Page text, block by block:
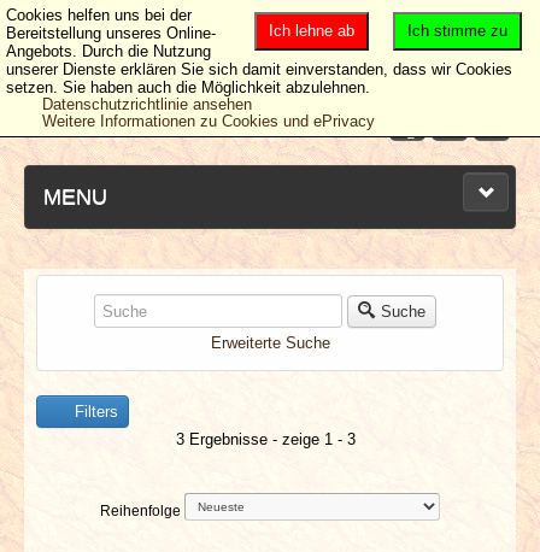
MENU
NEUESTE ARTIKEL
NEWS & DATES
BERICHTE
VERLOSUNGEN
Suche
Erweiterte Suche
Filters
3 Ergebnisse - zeige 1 - 3
Reihenfolge
Ich stimme zu
Ich lehne ab
Cookies helfen uns bei der
Bereitstellung unseres Online-
Angebots. Durch die Nutzung
unserer Dienste erklären Sie sich damit einverstanden, dass wir Cookies
setzen. Sie haben auch die Möglichkeit abzulehnen.
Datenschutzrichtlinie ansehen
Weitere Informationen zu Cookies und ePrivacy